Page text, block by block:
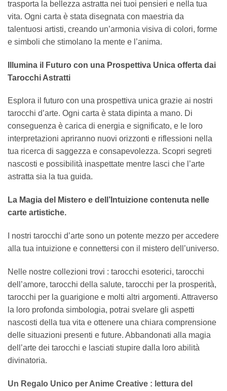
trasporta la bellezza astratta nei tuoi pensieri e nella tua
vita. Ogni carta è stata disegnata con maestria da
talentuosi artisti, creando un’armonia visiva di colori, forme
e simboli che stimolano la mente e l’anima.
Illumina il Futuro con una Prospettiva Unica offerta dai
Tarocchi Astratti
Esplora il futuro con una prospettiva unica grazie ai nostri
tarocchi d’arte. Ogni carta è stata dipinta a mano. Di
conseguenza è carica di energia e significato, e le loro
interpretazioni apriranno nuovi orizzonti e riflessioni nella
tua ricerca di saggezza e consapevolezza. Scopri segreti
nascosti e possibilità inaspettate mentre lasci che l’arte
astratta sia la tua guida.
La Magia del Mistero e dell’Intuizione contenuta nelle
carte artistiche.
I nostri tarocchi d’arte sono un potente mezzo per accedere
alla tua intuizione e connettersi con il mistero dell’universo.
Nelle nostre collezioni trovi : tarocchi esoterici, tarocchi
dell’amore, tarocchi della salute, tarocchi per la prosperità,
tarocchi per la guarigione e molti altri argomenti. Attraverso
la loro profonda simbologia, potrai svelare gli aspetti
nascosti della tua vita e ottenere una chiara comprensione
delle situazioni presenti e future. Abbandonati alla magia
dell’arte dei tarocchi e lasciati stupire dalla loro abilità
divinatoria.
Un Regalo Unico per Anime Creative : lettura del